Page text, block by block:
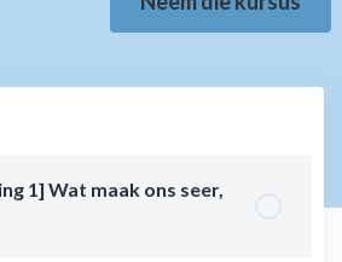
1] Wat maak ons seer,